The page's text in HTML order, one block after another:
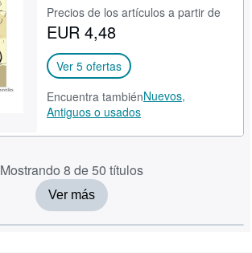
Precios de los artículos a partir de
EUR 4,48
Ver 5 ofertas
Encuentra tambiénNuevos,
Antiguos o usados
Mostrando 8 de 50 títulos
Ver más